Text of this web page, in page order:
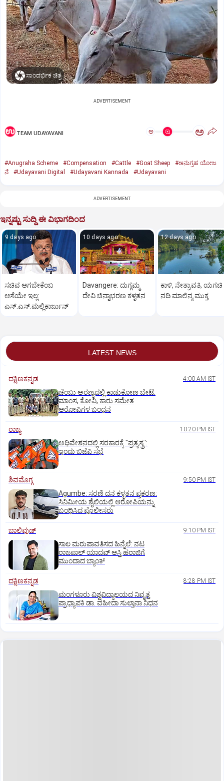
ಸಾಂದರ್ಭಿಕ ಚಿತ್ರ
ADVERTISEMENT
TEAM UDAYAVANI ಅ ಅ
#Anugraha Scheme #Compensation #Cattle #Goat Sheep
#ಅನುಗ್ರಹ ಯೋಜ
ನೆ
#Udayavani Digital #Udayavani Kannada #Udayavani
ADVERTISEMENT
ಇನ್ನಷ್ಟು ಸುದ್ದಿ ಈ ವಿಭಾಗದಿಂದ
9 days ago
ಸಚಿವ ಆಗಬೇಕೆಂಬ
ಆಸೆಯೇ ಇಲ್ಲ:
ಎಸ್‌.ಎಸ್.ಮಲ್ಲಿಕಾರ್ಜುನ್‌
10 days ago
Davangere: ದುಗ್ಗಮ್ಮ
ದೇವಿ ಚಿನ್ನಾಭರಣ ಕಳ್ಳತನ
12 days ago
ಕಾಳಿ, ನೇತ್ರಾವತಿ, ಯಗಚಿ
ನದಿ ಮಾಲಿನ್ಯ ಮುಕ್ತ
LATEST NEWS
ದಕ್ಷಿಣಕನ್ನಡ 4:00 AM IST
ಚೆಂಬು ಅರಣ್ಯದಲ್ಲಿ ಕಾಡುಕೋಣ ಬೇಟೆ:
ಮಾಂಸ, ಕೋವಿ, ಕಾರು ಸಮೇತ
ಆರೋಪಿಗಳ ಬಂಧನ
ರಾಜ್ಯ 10:20 PM IST
ಅಧಿವೇಶನದಲ್ಲಿ ಸರಕಾರಕ್ಕೆ "ಪ್ರತ್ಯಸ್ತ್ರ':
ಇಂದು ಬಿಜೆಪಿ ಸಭೆ
ಶಿವಮೊಗ್ಗ 9:50 PM IST
Agumbe: ಸರಣಿ ದನ ಕಳ್ಳತನ ಪ್ರಕರಣ:
ಸಿನಿಮೀಯ ಶೈಲಿಯಲ್ಲಿ ಆರೋಪಿಯನ್ನು
ಬಂಧಿಸಿದ ಪೊಲೀಸರು
ಬಾಲಿವುಡ್‌ 9:10 PM IST
ಸಾಲ ಮರುಪಾವತಿಸದ ಹಿನ್ನೆಲೆ: ನಟ
ರಾಜಪಾಲ್ ಯಾದವ್‌ ಆಸ್ತಿ ಹರಾಜಿಗೆ
ಮುಂದಾದ ಬ್ಯಾಂಕ್
ದಕ್ಷಿಣಕನ್ನಡ 8:28 PM IST
ಮಂಗಳೂರು ವಿಶ್ವವಿದ್ಯಾಲಯದ ನಿವೃತ್ತ
ಪ್ರಾಧ್ಯಾಪಕಿ ಡಾ. ವಹೀದಾ ಸುಲ್ತಾನಾ ನಿಧನ